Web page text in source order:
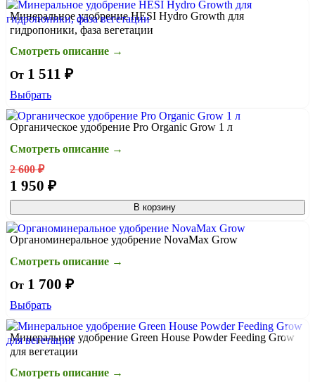
Минеральное удобрение HESI Hydro Growth для
гидропоники, фаза вегетации
Смотреть описание →
От1 511 ₽
Выбрать
Органическое удобрение Pro Organic Grow 1 л
Смотреть описание →
2 600 ₽
1 950 ₽
В корзину
Органоминеральное удобрение NovaMax Grow
Смотреть описание →
От1 700 ₽
Выбрать
Минеральное удобрение Green House Powder Feeding Grow
для вегетации
Смотреть описание →